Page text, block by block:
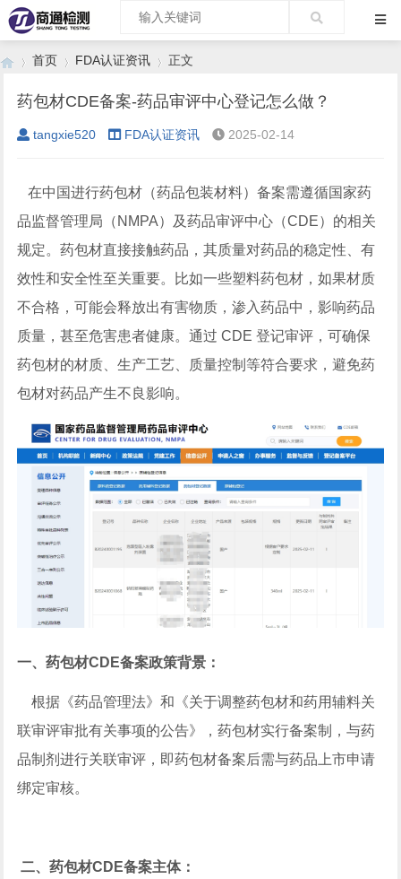
›
首页
›
FDA认证资讯
›
正文
药包材CDE备案-药品审评中心登记怎么做？
tangxie520 FDA认证资讯 2025-02-14
在中国进行药包材（药品包装材料）备案需遵循国家药
品监督管理局（NMPA）及药品审评中心（CDE）的相关
规定。药包材直接接触药品，其质量对药品的稳定性、有
效性和安全性至关重要。比如一些塑料药包材，如果材质
不合格，可能会释放出有害物质，渗入药品中，影响药品
质量，甚至危害患者健康。通过 CDE 登记审评，可确保
药包材的材质、生产工艺、质量控制等符合要求，避免药
包材对药品产生不良影响。
一、药包材CDE备案政策背景：
根据《药品管理法》和《关于调整药包材和药用辅料关
联审评审批有关事项的公告》，药包材实行备案制，与药
品制剂进行关联审评，即药包材备案后需与药品上市申请
绑定审核。
二、药包材CDE备案主体：